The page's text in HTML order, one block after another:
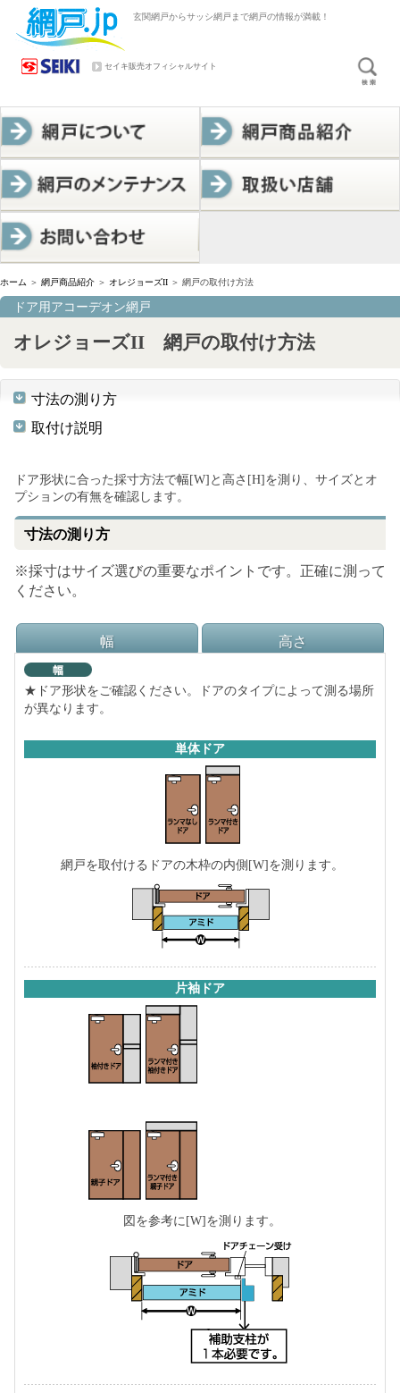
玄関網戸からサッシ網戸まで網戸の情報が満載！
セイキ販売オフィシャルサイト
ホーム ＞ 網戸商品紹介 ＞ オレジョーズII ＞ 網戸の取付け方法
ドア用アコーデオン網戸
オレジョーズII 網戸の取付け方法
寸法の測り方
取付け説明
ドア形状に合った採寸方法で幅[W]と高さ[H]を測り、サイズとオ
プションの有無を確認します。
寸法の測り方
※採寸はサイズ選びの重要なポイントです。正確に測って
ください。
幅 高さ
★ドア形状をご確認ください。ドアのタイプによって測る場所
が異なります。
単体ドア
網戸を取付けるドアの木枠の内側[W]を測ります。
片袖ドア
図を参考に[W]を測ります。